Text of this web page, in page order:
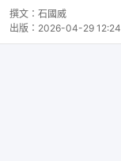
撰文： 石國威
出版： 2026-04-29 12:24